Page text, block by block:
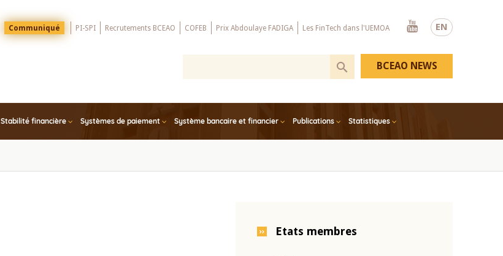
EN
Menu
Top
Communiqué PI-SPI Recrutements BCEAO COFEB Prix Abdoulaye FADIGA Les FinTech dans l'UEMOA
Youtube
Stabilité financière Systèmes de paiement Système bancaire et financier Publications Statistiques
BCEAO NEWS
Etats membres